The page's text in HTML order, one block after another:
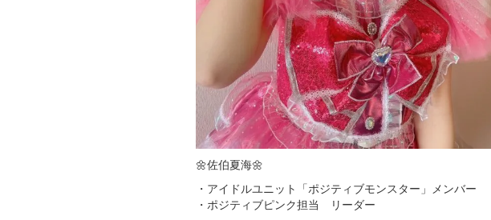
🌼佐伯夏海🌼
・アイドルユニット「ポジティブモンスター」メンバー
・ポジティブピンク担当 リーダー